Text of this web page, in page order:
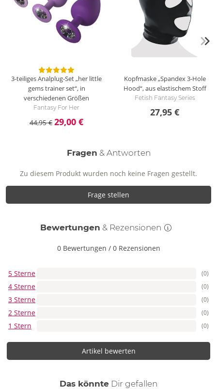
3-teiliges Analplug-Set „her little
gems trainer set“, in
verschiedenen Größen
Fantasy For Her
44,95 € 29,00 €
Kopfmaske „Spandex 3-Hole
Hood“, aus elastischem Stoff
Fetish Fantasy Series
27,95 €
Fragen & Antworten
Zu diesem Produkt wurden noch keine Fragen gestellt.
Frage stellen
Bewertungen & Rezensionen
0 Bewertungen / 0 Rezensionen
5 Sterne (0)
4 Sterne (0)
3 Sterne (0)
2 Sterne (0)
1 Stern (0)
Artikel bewerten
Das könnte Dir auch
gefallen